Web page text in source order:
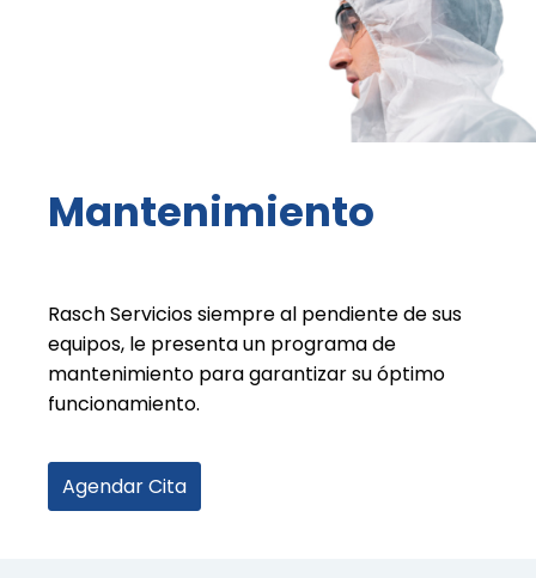
Mantenimiento
Rasch Servicios siempre al pendiente de sus
equipos, le presenta un programa de
mantenimiento para garantizar su óptimo
funcionamiento.
Agendar Cita